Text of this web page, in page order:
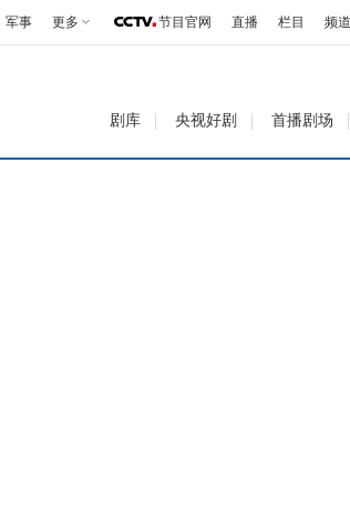
军事 更多 节目官网 直播 栏目 频
剧库 央视好剧 首播剧场